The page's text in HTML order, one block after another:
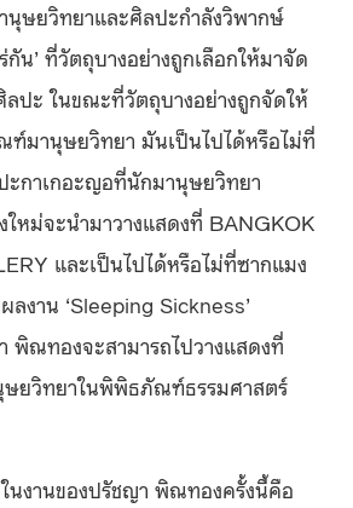
นุษยวิทยาและศิลปะกำลังวิพากษ์
กัน’ ที่วัตถุบางอย่างถูกเลือกให้มาจัด
ลปะ ในขณะที่วัตถุบางอย่างถูกจัดให้
มานุษยวิทยา มันเป็นไปได้หรือไม่ที่
ะกาเกอะญอที่นักมานุษยวิทยา
ใหม่จะนำมาวางแสดงที่ BANGKOK
และเป็นไปได้หรือไม่ที่ซากแมง
ลงาน ‘Sleeping Sickness’
พิณทองจะสามารถไปวางแสดงที่
ยวิทยาในพิพิธภัณฑ์ธรรมศาสตร์
นงานของปรัชญา พิณทองครั้งนี้คือ